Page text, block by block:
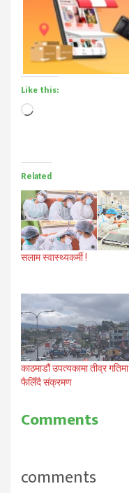
Like this:
Loading…
Related
सलाम स्वास्थ्यकर्मी !
काठमाडौं उपत्यकामा तीव्र गतिमा
फैलिँदै संक्रमण
Comments
comments